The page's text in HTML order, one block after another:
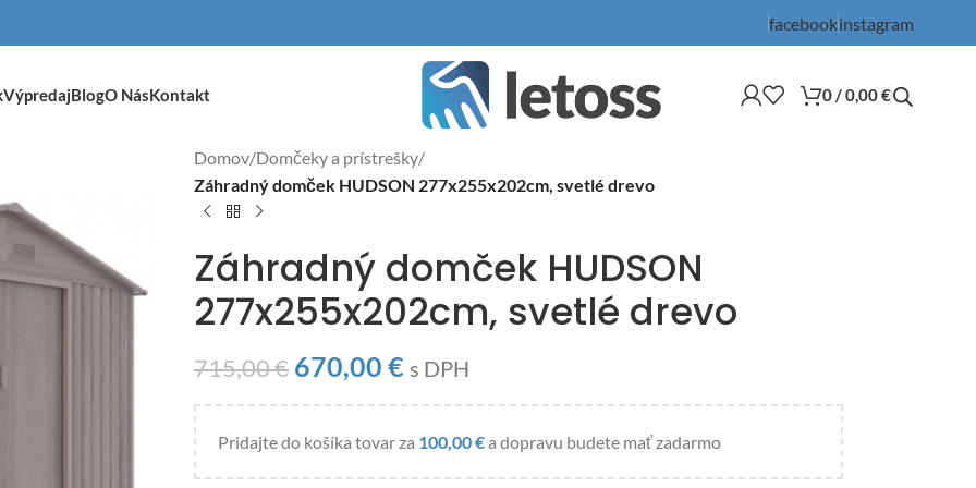
facebookinstagram
VýpredajBlogO NásKontakt 0 /0,00€
Domov/Domčeky a prístrešky/
Záhradný domček HUDSON 277x255x202cm, svetlé drevo
Záhradný domček HUDSON
277x255x202cm, svetlé drevo
715,00€ 670,00 € s DPH
Pridajte do košíka tovar za 100,00€a dopravu budete mať zadarmo